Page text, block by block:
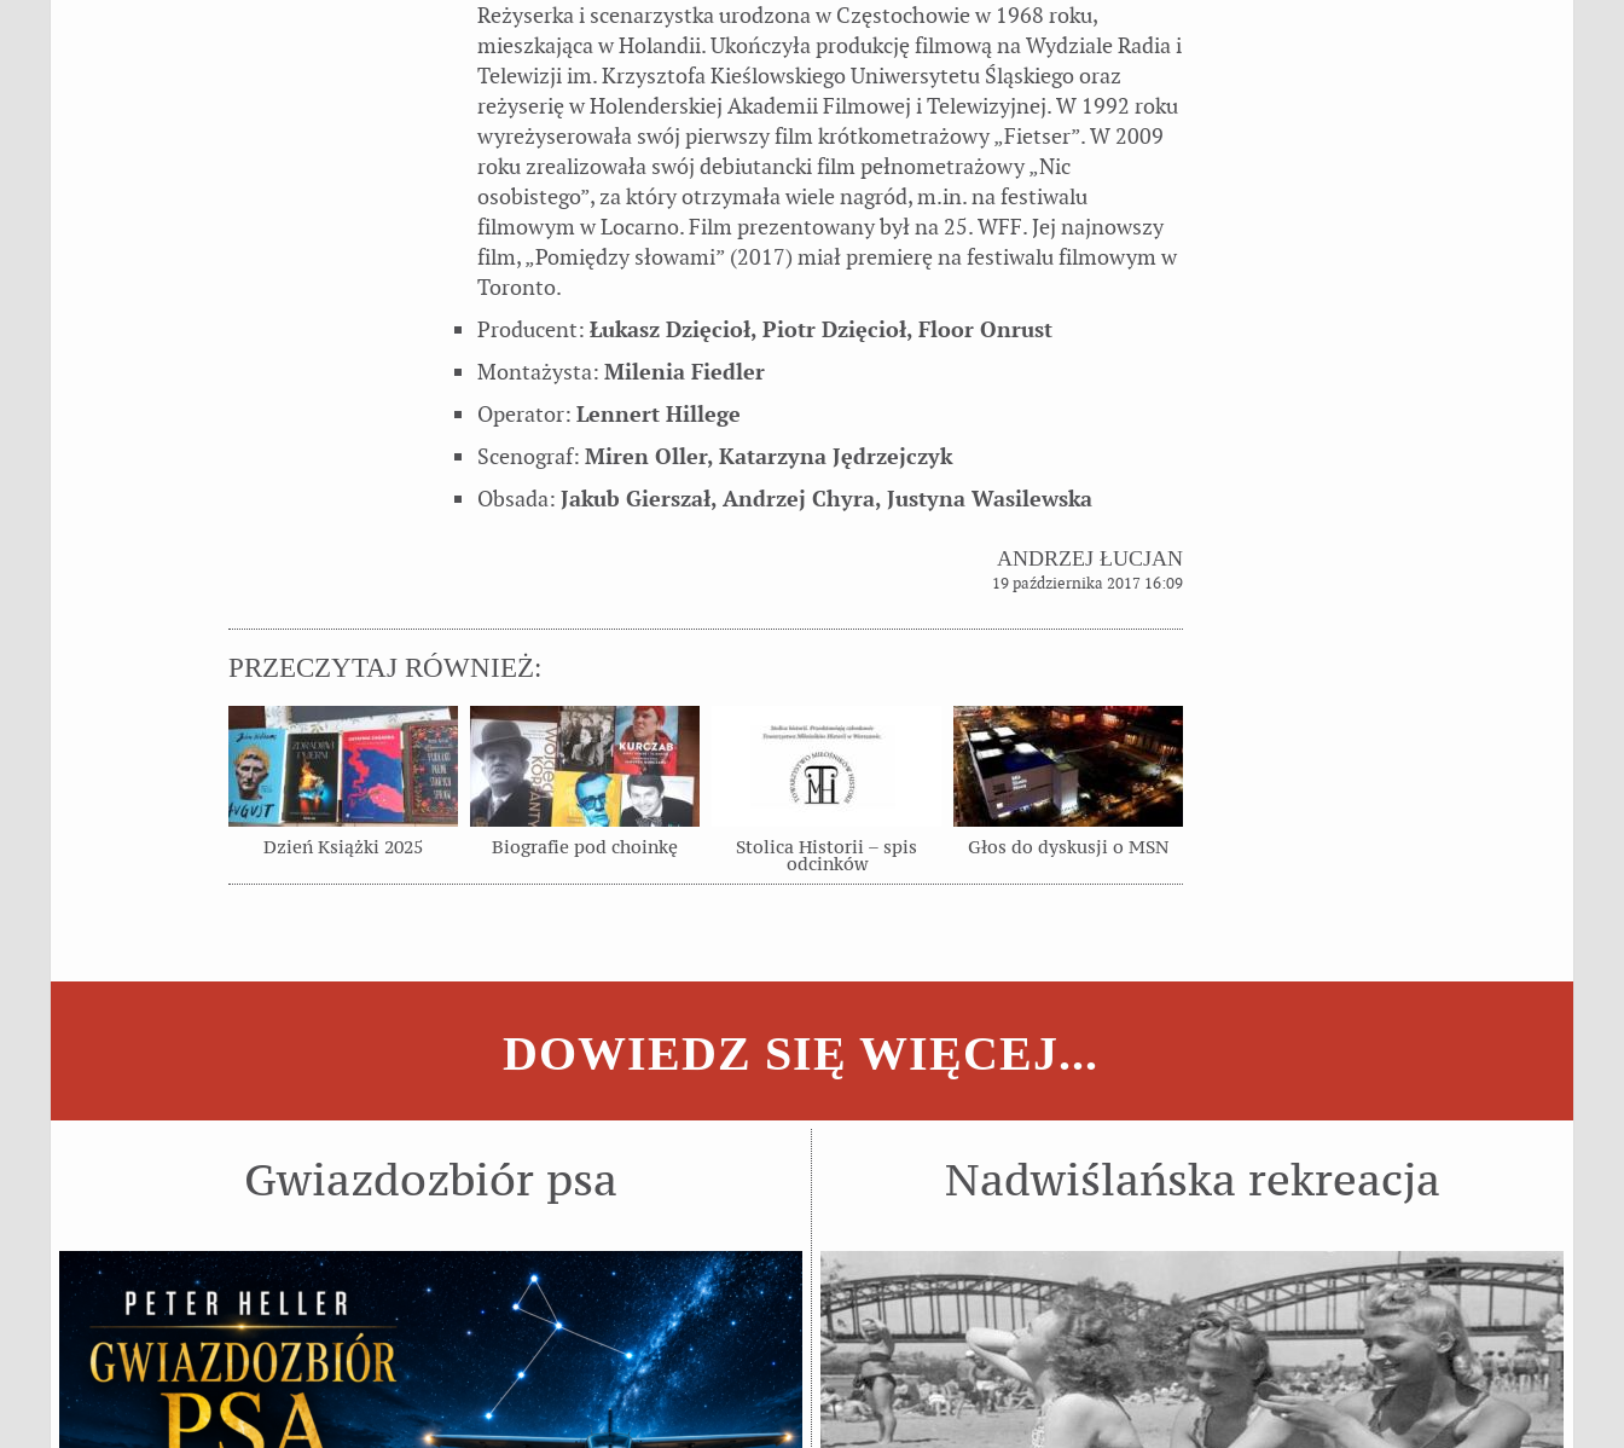
Reżyserka i scenarzystka urodzona w Częstochowie w 1968 roku,
mieszkająca w Holandii. Ukończyła produkcję filmową na Wydziale Radia i
Telewizji im. Krzysztofa Kieślowskiego Uniwersytetu Śląskiego oraz
reżyserię w Holenderskiej Akademii Filmowej i Telewizyjnej. W 1992 roku
wyreżyserowała swój pierwszy film krótkometrażowy „Fietser”. W 2009
roku zrealizowała swój debiutancki film pełnometrażowy „Nic
osobistego”, za który otrzymała wiele nagród, m.in. na festiwalu
filmowym w Locarno. Film prezentowany był na 25. WFF. Jej najnowszy
film, „Pomiędzy słowami” (2017) miał premierę na festiwalu filmowym w
Toronto.
Producent: Łukasz Dzięcioł, Piotr Dzięcioł, Floor Onrust
Montażysta: Milenia Fiedler
Operator: Lennert Hillege
Scenograf: Miren Oller, Katarzyna Jędrzejczyk
Obsada: Jakub Gierszał, Andrzej Chyra, Justyna Wasilewska
ANDRZEJ ŁUCJAN
19 października 2017 16:09
PRZECZYTAJ RÓWNIEŻ:
Dzień Książki 2025 Biografie pod choinkę Stolica Historii – spis
odcinków
Głos do dyskusji o MSN
DOWIEDZ SIĘ WIĘCEJ...
Gwiazdozbiór psa Nadwiślańska rekreacja